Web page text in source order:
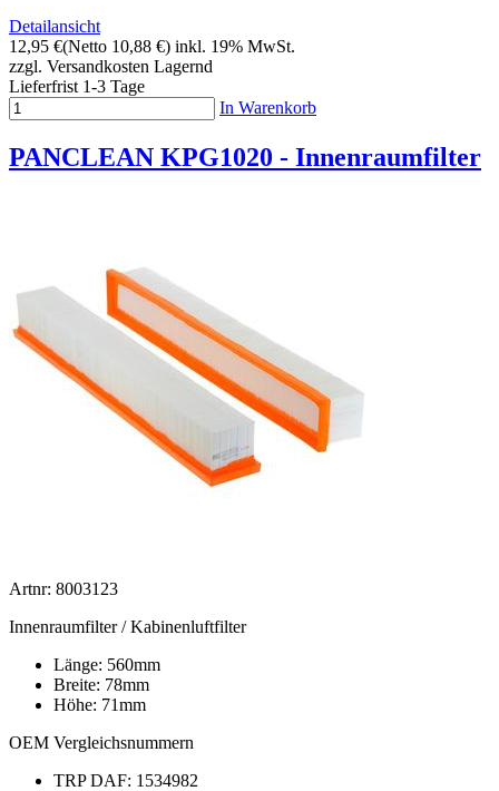
Detailansicht
12,95 €(Netto 10,88 €) inkl. 19% MwSt.
zzgl. Versandkosten Lagernd
Lieferfrist 1-3 Tage
In Warenkorb
PANCLEAN KPG1020 - Innenraumfilter
Artnr: 8003123
Innenraumfilter / Kabinenluftfilter
Länge: 560mm
Breite: 78mm
Höhe: 71mm
OEM Vergleichsnummern
TRP DAF: 1534982